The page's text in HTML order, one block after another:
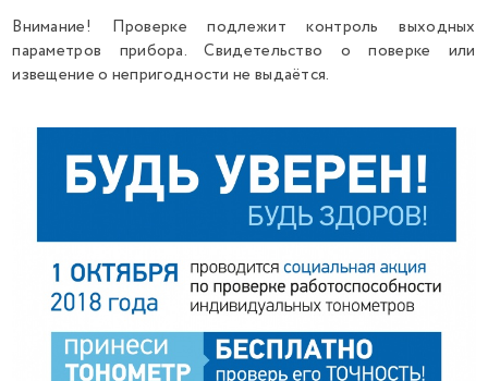
Внимание! Проверке подлежит контроль выходных
параметров прибора. Свидетельство о поверке или
извещение о непригодности не выдаётся.